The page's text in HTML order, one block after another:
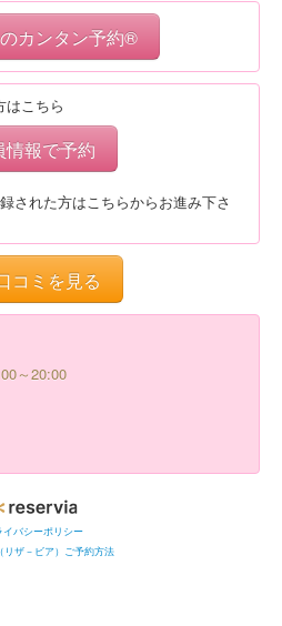
カンタン予約®
はこちら
情報で予約
された方はこちらからお進み下さ
コミを見る
～20:00
イバシーポリシー
リザ－ビア）ご予約方法